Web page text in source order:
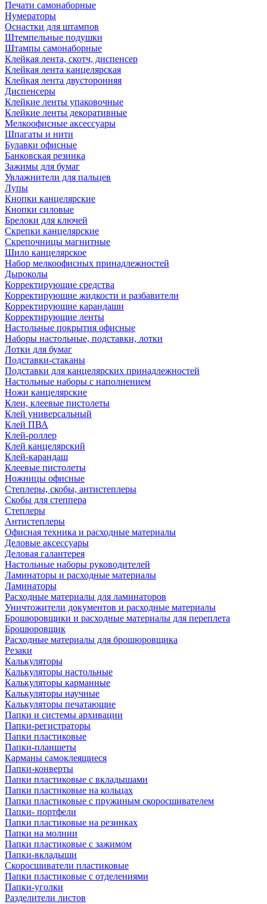
Печати самонаборные
Нумераторы
Оснастки для штампов
Штемпельные подушки
Штампы самонаборные
Клейкая лента, скотч, диспенсер
Клейкая лента канцелярская
Клейкая лента двусторонняя
Диспенсеры
Клейкие ленты упаковочные
Клейкие ленты декоративные
Мелкоофисные аксессуары
Шпагаты и нити
Булавки офисные
Банковская резинка
Зажимы для бумаг
Увлажнители для пальцев
Лупы
Кнопки канцелярские
Кнопки силовые
Брелоки для ключей
Скрепки канцелярские
Скрепочницы магнитные
Шило канцелярское
Набор мелкоофисных принадлежностей
Дыроколы
Корректирующие средства
Корректирующие жидкости и разбавители
Корректирующие карандаши
Корректирующие ленты
Настольные покрытия офисные
Наборы настольные, подставки, лотки
Лотки для бумаг
Подставки-стаканы
Подставки для канцелярских принадлежностей
Настольные наборы с наполнением
Ножи канцелярские
Клеи, клеевые пистолеты
Клей универсальный
Клей ПВА
Клей-роллер
Клей канцелярский
Клей-карандаш
Клеевые пистолеты
Ножницы офисные
Степлеры, скобы, антистеплеры
Скобы для степпера
Степлеры
Антистеплеры
Офисная техника и расходные материалы
Деловые аксессуары
Деловая галантерея
Настольные наборы руководителей
Ламинаторы и расходные материалы
Ламинаторы
Расходные материалы для ламинаторов
Уничтожители документов и расходные материалы
Брошюровщики и расходные материалы для переплета
Брошюровщик
Расходные материалы для брошюровщика
Резаки
Калькуляторы
Калькуляторы настольные
Калькуляторы карманные
Калькуляторы научные
Калькуляторы печатающие
Папки и системы архивации
Папки-регистраторы
Папки пластиковые
Папки-планшеты
Карманы самоклеящиеся
Папки-конверты
Папки пластиковые с вкладышами
Папки пластиковые на кольцах
Папки пластиковые с пружиным скоросшивателем
Папки- портфели
Папки пластиковые на резинках
Папки на молнии
Папки пластиковые с зажимом
Папки-вкладыши
Скоросшиватели пластиковые
Папки пластиковые с отделениями
Папки-уголки
Разделители листов